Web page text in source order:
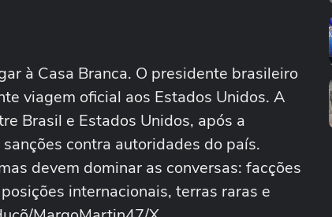
à Casa Branca. O presidente brasileiro
viagem oficial aos Estados Unidos. A
Brasil e Estados Unidos, após a
contra autoridades do país.
devem dominar as conversas: facções
internacionais, terras raras e